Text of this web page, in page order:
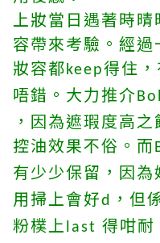
上妝當日遇著時
容帶來考驗。經過
妝容都keep得住
唔錯。 大力推介
，因為遮瑕度高
控油效果不俗。而
有少少保留，因為
用掃上會好d ，但
粉樸上 last 得咁耐